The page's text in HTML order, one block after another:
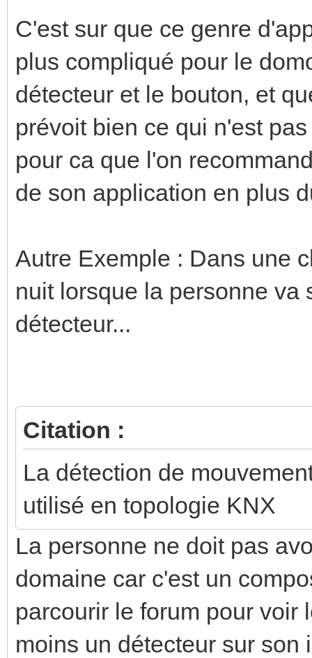
C'est sur que ce genre
plus compliqué pour le
détecteur et le bouton, et
prévoit bien ce qui n'est
pour ca que l'on
de son application en plus
Autre Exemple : Dans une
nuit lorsque la personne va
détecteur...
Citation :
La détection de
utilisé en topologie KNX
La personne ne doit pas
domaine car c'est un
parcourir le forum pour voir
moins un détecteur sur